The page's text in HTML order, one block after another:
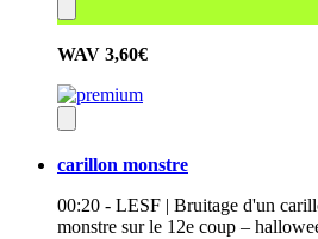
WAV 3,60€
carillon monstre
00:20 - LESF | Bruitage d'un
monstre sur le 12e coup –